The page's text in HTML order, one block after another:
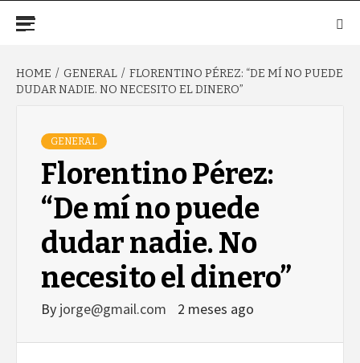
HOME GENERAL
FLORENTINO PÉREZ: “DE MÍ NO PUEDE
DUDAR NADIE. NO NECESITO EL DINERO”
GENERAL
Florentino Pérez:
“De mí no puede
dudar nadie. No
necesito el dinero”
By jorge@gmail.com 2 meses ago